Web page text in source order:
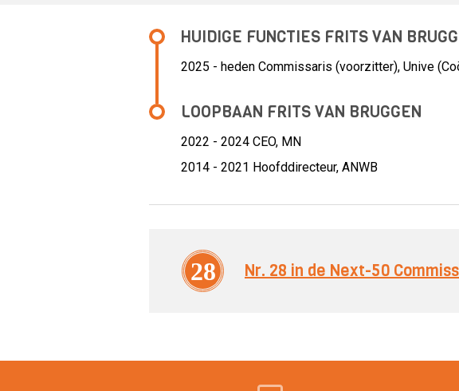
HUIDIGE FUNCTIES FRITS VAN
2025 - heden Commissaris (voorzitter), Unive
LOOPBAAN FRITS VAN BRUGGEN
2022 - 2024 CEO, MN
2014 - 2021 Hoofddirecteur, ANWB
28 Nr. 28 in de Next-50